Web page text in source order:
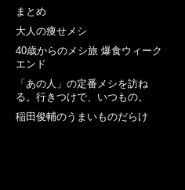
まとめ
大人の痩せメシ
40歳からのメシ旅 爆食ウィーク
エンド
「あの人」の定番メシを訪ね
る。行きつけで、いつもの。
稲田俊輔のうまいものだらけ